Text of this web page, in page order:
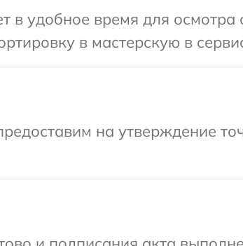
в удобное время для
в мастерскую в
на утверждение